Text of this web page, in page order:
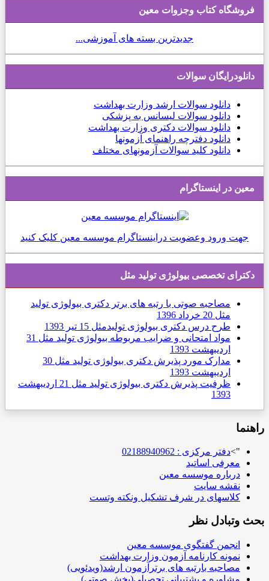
فروشگاه کتاب وجزوات معین
جدیدترین بسته های آموزشی...
دانلودرایگان سوالات
دانلود سوالات ارشد وزارت بهداشت
دانلود سوالات لیسانس به پزشکی
دانلود سوالات دکتری وزارت بهداشت
دانلود دفترچه راهنمای آزمونها
دانلود کلید سوالات آزمونهای مختلف
معین در اینستاگرام
جهت ورود وعضویت دراینستاگرام موسسه معین کلیک کنید
دكترای تخصصی بیولوژی تولید مثل
مصاحبه صوتی با رتبه های برتر دکتری بیولوژی تولید
مثل 20 خرداد 1396
طرح درس دکتری بیولوژی تولیدمثل 15 تیر 1393
مواد امتحانی و ضرایب مربوطه بیولوژی تولید مثل 31
ارديبهشت 1393
مدارک مورد پذیرش دکتری بیولوژی تولید مثل 30
ارديبهشت 1393
ظرفیت پذیرش دکتری بیولوژی تولید مثل
21 ارديبهشت
1393
راهنما
">دفتر مرکزی : 02188940962
معرفی اساتید
درباره موسسه معین
نقشه سایت
کلاسهای در شرف تشکیل ونکته وتست
بحث وتبادل نظر
انجمن گفتگوی موسسه معین
نمونه کارنامه آزمون وزارت بهداشت
مصاحبه بارتبه های برترآزمون ارشد(ویدئویی)
مشاوره و پشتیبانی تحصیلی(پخش صوتی)